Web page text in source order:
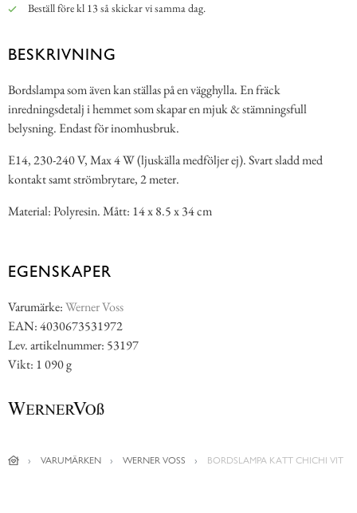
Beställ före kl 13 så skickar vi samma dag.
BESKRIVNING
Bordslampa som även kan ställas på en vägghylla. En fräck
inredningsdetalj i hemmet som skapar en mjuk & stämningsfull
belysning. Endast för inomhusbruk.
E14, 230-240 V, Max 4 W (ljuskälla medföljer ej). Svart sladd med
kontakt samt strömbrytare, 2 meter.
Material: Polyresin. Mått: 14 x 8.5 x 34 cm
EGENSKAPER
Varumärke:Werner Voss
EAN: 4030673531972
Lev. artikelnummer: 53197
Vikt: 1 090 g
VARUMÄRKEN WERNER VOSS BORDSLAMPA KATT CHICHI VIT